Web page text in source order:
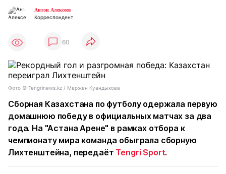
Антон Алексеев
Корреспондент
60
Фото ©️ Tengrinews.kz / Маржан Куандыкова
Сборная Казахстана по футболу одержала первую
домашнюю победу в официальных матчах за два
года. На "Астана Арене" в рамках отбора к
чемпионату мира команда обыграла сборную
Лихтенштейна, передаёт Tengri Sport.